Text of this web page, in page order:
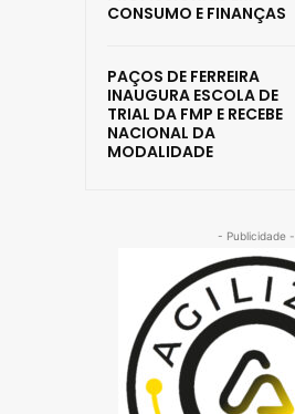
CONSUMO E FINANÇAS
PAÇOS DE FERREIRA
INAUGURA ESCOLA DE
TRIAL DA FMP E RECEBE
NACIONAL DA
MODALIDADE
- Publicidade -